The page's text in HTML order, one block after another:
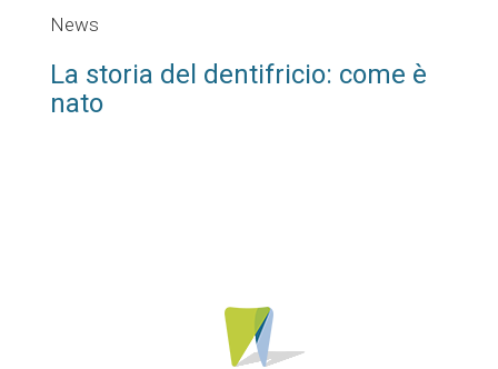
News
La storia del dentifricio: come è
nato